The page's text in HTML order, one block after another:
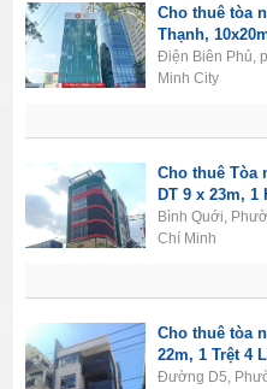
Cho thuê tòa
Thạnh,
Điện Biên Phủ,
Minh City
Cho thuê Tòa
DT 9 x 23m, 1
Bình Quới,
Chí Minh
Cho thuê tòa
22m, 1 Trệt 4
Đường D5,